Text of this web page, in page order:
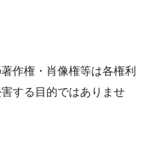
作権・肖像権等は各権利
する目的ではありませ